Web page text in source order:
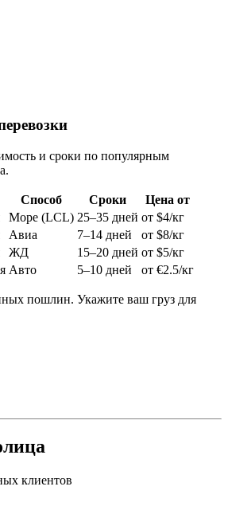
и сроки по популярным
Способ Сроки
Цена от
Море (LCL) 25–35 дней от $4/кг
Авиа 7–14 дней
от $8/кг
ЖД 15–20 дней от $5/кг
Авто 5–10 дней от €2.5/кг
пошлин. Укажите ваш груз для
клиентов